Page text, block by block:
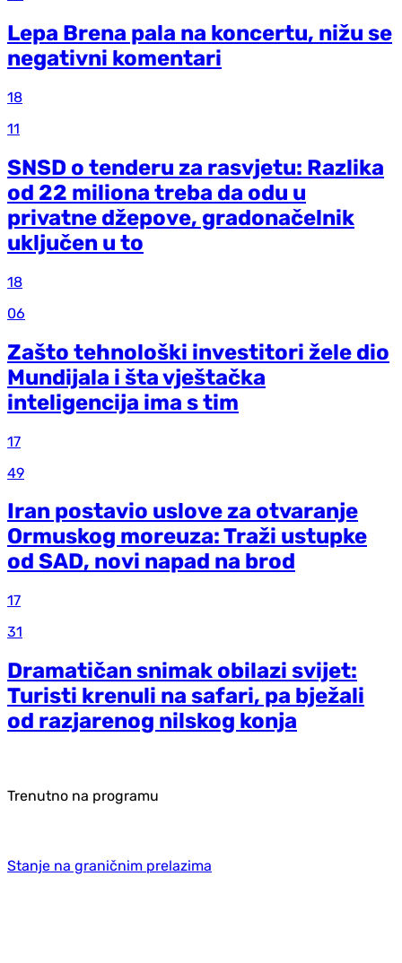
Lepa Brena pala na koncertu, nižu se
negativni komentari
18
11
SNSD o tenderu za rasvjetu: Razlika
od 22 miliona treba da odu u
privatne džepove, gradonačelnik
uključen u to
18
06
Zašto tehnološki investitori žele dio
Mundijala i šta vještačka
inteligencija ima s tim
17
49
Iran postavio uslove za otvaranje
Ormuskog moreuza: Traži ustupke
od SAD, novi napad na brod
17
31
Dramatičan snimak obilazi svijet:
Turisti krenuli na safari, pa bježali
od razjarenog nilskog konja
Trenutno na programu
Stanje na graničnim prelazima